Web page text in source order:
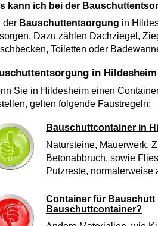
kann ich bei der
der Bauschuttentsorgung in
Dazu zählen Dachziegel,
Toiletten oder
in Hildesheim
Sie in Hildesheim einen
gelten folgende Faustregeln:
Bauschuttcontainer in
Natursteine, Mauerwerk,
Betonabbruch, sowie
Putzreste, normalerweise
Container für Bauschutt
Bauschuttcontainer?